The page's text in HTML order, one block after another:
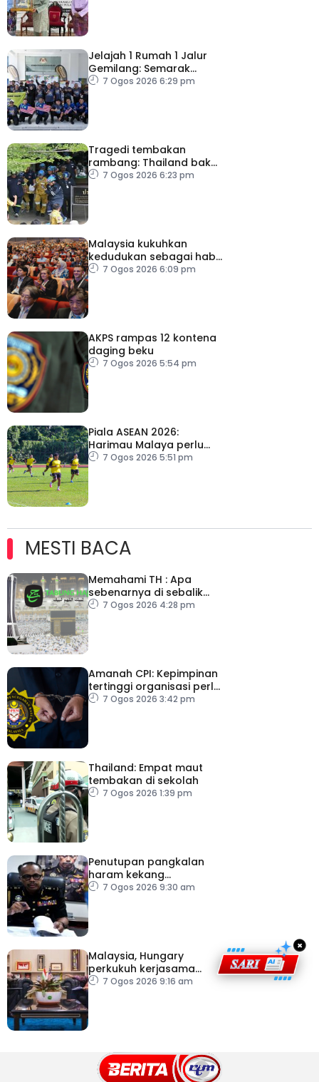
Jelajah 1 Rumah 1 Jalur
Gemilang: Semarak
semangat patriotisme
7 Ogos 2026 6:29 pm
Tragedi tembakan
rambang: Thailand bakal
umum pelan tindakan
7 Ogos 2026 6:23 pm
Malaysia kukuhkan
kedudukan sebagai hab
acara perniagaan
7 Ogos 2026 6:09 pm
AKPS rampas 12 kontena
daging beku
7 Ogos 2026 5:54 pm
Piala ASEAN 2026:
Harimau Malaya perlu
lebih agresif
7 Ogos 2026 5:51 pm
MESTI BACA
Memahami TH : Apa
sebenarnya di sebalik
angka
7 Ogos 2026 4:28 pm
Amanah CPI: Kepimpinan
tertinggi organisasi perlu
pacu reformasi radikal
7 Ogos 2026 3:42 pm
Thailand: Empat maut
tembakan di sekolah
7 Ogos 2026 1:39 pm
Penutupan pangkalan
haram kekang
penyeludupan di
7 Ogos 2026 9:30 am
Malaysia, Hungary
perkukuh kerjasama
sektor pertanian
7 Ogos 2026 9:16 am
×